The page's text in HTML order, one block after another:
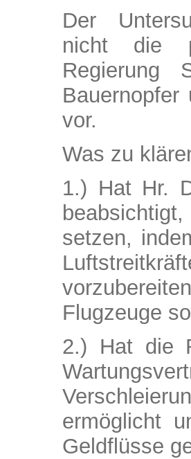
Der
nicht die
Regierung
vor.
Was zu
1.) Hat Hr.
setzen,
Flugzeuge
2.) Hat die
ermöglicht
Geldflüsse